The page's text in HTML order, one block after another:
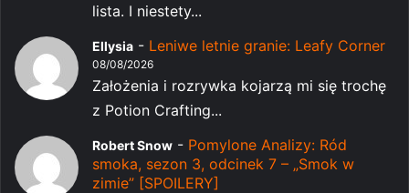
lista. I niestety...
Ellysia - Leniwe letnie granie: Leafy Corner
08/08/2026
Założenia i rozrywka kojarzą mi się trochę
z Potion Crafting...
Robert Snow - Pomylone Analizy: Ród
smoka, sezon 3, odcinek 7 – „Smok w
zimie” [SPOILERY]